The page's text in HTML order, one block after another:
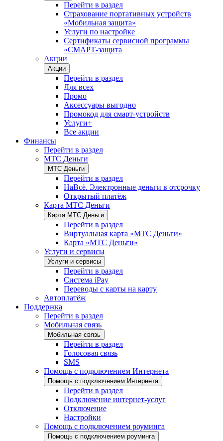
Перейти в раздел
Страхование портативных устройств
«Мобильная защита»
Услуги по настройке
Сертификаты сервисной программы
«СМАРТ-защита
Акции
Акции
Перейти в раздел
Для всех
Промо
Аксессуары выгодно
Промокод для смарт-устройств
Услуги+
Все акции
Финансы
Перейти в раздел
МТС Деньги
МТС Деньги
Перейти в раздел
НаВсё. Электронные деньги в отсрочку
Открытый платёж
Карта МТС Деньги
Карта МТС Деньги
Перейти в раздел
Виртуальная карта «МТС Деньги»
Карта «МТС Деньги»
Услуги и сервисы
Услуги и сервисы
Перейти в раздел
Система iPay
Переводы с карты на карту
Автоплатёж
Поддержка
Перейти в раздел
Мобильная связь
Мобильная связь
Перейти в раздел
Голосовая связь
SMS
Помощь с подключением Интернета
Помощь с подключением Интернета
Перейти в раздел
Подключение интернет-услуг
Отключение
Настройки
Помощь с подключением роуминга
Помощь с подключением роуминга